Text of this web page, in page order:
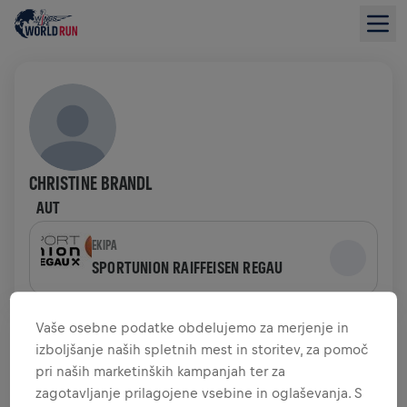
CHRISTINE BRANDL
AUT
EKIPA
SPORTUNION RAIFFEISEN REGAU
PREGLED ZBIRANJA SREDSTEV
0,00 $ ZBRANIH SREDSTEV 0,00 $ CILJ
Vaše osebne podatke obdelujemo za merjenje in
izboljšanje naših spletnih mest in storitev, za pomoč
pri naših marketinških kampanjah ter za
zagotavljanje prilagojene vsebine in oglaševanja. S